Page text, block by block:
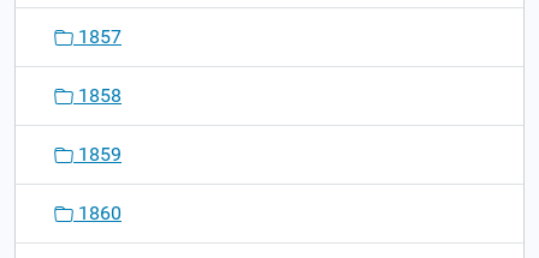
1857
1858
1859
1860